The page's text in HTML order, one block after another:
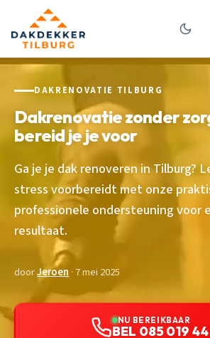
DAKRENOVATIE TILBURG
Dakrenovatie zonder
bereid je je voor
Ga je je dak renoveren in Tilburg?
stress voorbereidt met onze
professionele ondersteuning voor
resultaat.
doorJeroen · 7 mei 2025
NU BEREIKBAAR
BEL 085 019